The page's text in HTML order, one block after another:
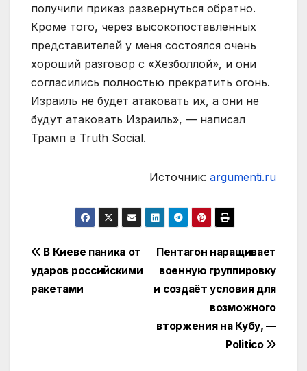
получили приказ развернуться обратно.
Кроме того, через высокопоставленных
представителей у меня состоялся очень
хороший разговор с «Хезболлой», и они
согласились полностью прекратить огонь.
Израиль не будет атаковать их, а они не
будут атаковать Израиль», — написал
Трамп в Truth Social.
Источник: argumenti.ru
Навигация
по
Пентагон наращивает
военную группировку
и создаёт условия для
возможного
вторжения на Кубу, —
Politico
В Киеве паника от
ударов российскими
ракетами